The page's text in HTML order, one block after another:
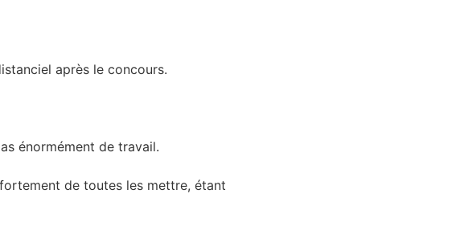
après le concours.
énormément de travail.
de toutes les mettre, étant